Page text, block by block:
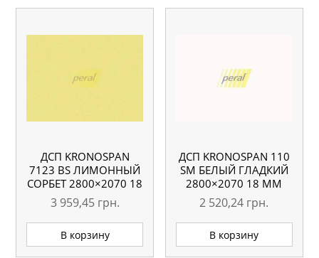
ДСП KRONOSPAN
7123 BS ЛИМОННЫЙ
СОРБЕТ 2800×2070 18
ММ
3 959,45 грн.
В корзину
ДСП KRONOSPAN 110
SM БЕЛЫЙ ГЛАДКИЙ
2800×2070 18 ММ
2 520,24 грн.
В корзину